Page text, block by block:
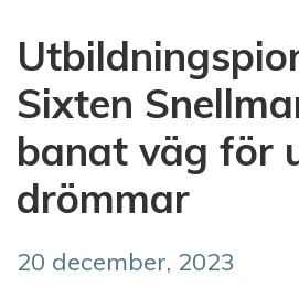
Sixten
banat väg för
drömmar
20 december, 2023